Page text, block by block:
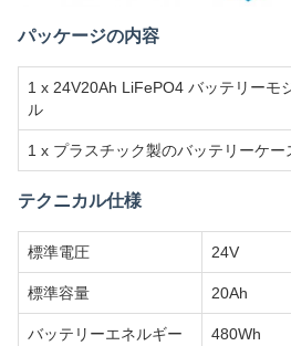
パッケージの内容
1 x 24V20Ah LiFePO4 バッテリーモ
ル
1 x プラスチック製のバッテリーケー
テクニカル仕様
標準電圧 24V
標準容量 20Ah
バッテリーエネルギー 480Wh